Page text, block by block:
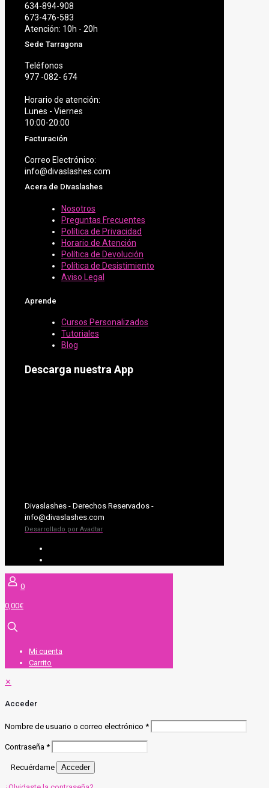
634-894-908
673-476-583
Atención: 10h - 20h
Sede Tarragona
Teléfonos
977 -082- 674
Horario de atención:
Lunes - Viernes
10:00-20:00
Facturación
Correo Electrónico:
info@divaslashes.com
Acera de Divaslashes
Nosotros
Preguntas Frecuentes
Política de Privacidad
Horario de Atención
Política de Devolución
Política de Desistimiento
Aviso Legal
Aprende
Cursos Personalizados
Tutoriales
Blog
Descarga nuestra App
Divaslashes - Derechos Reservados -
info@divaslashes.com
Desarrollado por Avadtar
0
0,00€
Mi cuenta
Carrito
✕
Acceder
Nombre de usuario o correo electrónico *
Contraseña *
Recuérdame Acceder